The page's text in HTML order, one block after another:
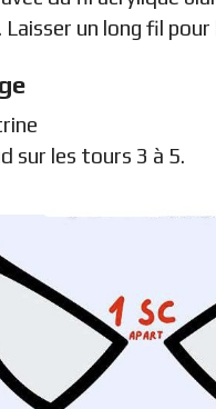
un long fil
sur les tours 3 à 5.